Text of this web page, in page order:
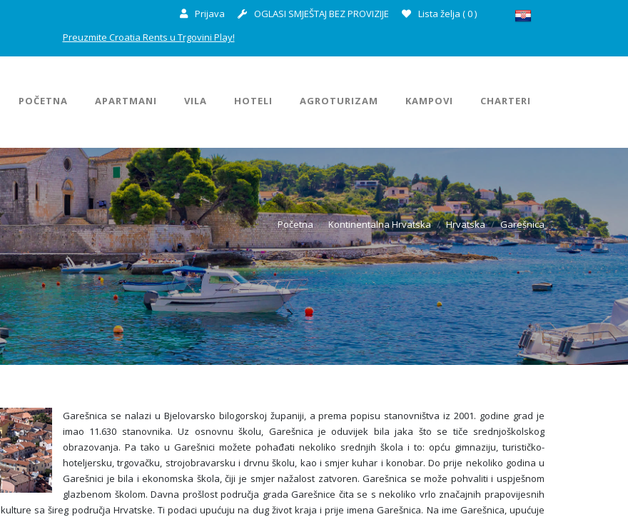
Prijava OGLASI SMJEŠTAJ BEZ PROVIZIJE Lista želja (0)
Preuzmite Croatia Rents u Trgovini Play!
POČETNA APARTMANI VILA HOTELI AGROTURIZAM KAMPOVI CHARTERI
Početna Kontinentalna Hrvatska Hrvatska Garešnica
Garešnica se nalazi u Bjelovarsko bilogorskoj županiji, a prema popisu stanovništva iz 2001. godine grad je
imao 11.630 stanovnika. Uz osnovnu školu, Garešnica je oduvijek bila jaka što se tiče srednjoškolskog
obrazovanja. Pa tako u Garešnici možete pohađati nekoliko srednjih škola i to: opću gimnaziju, turističko-
hoteljersku, trgovačku, strojobravarsku i drvnu školu, kao i smjer kuhar i konobar. Do prije nekoliko godina u
Garešnici je bila i ekonomska škola, čiji je smjer nažalost zatvoren. Garešnica se može pohvaliti i uspješnom
glazbenom školom. Davna prošlost područja grada Garešnice čita se s nekoliko vrlo značajnih prapovijesnih
sa šireg područja Hrvatske. Ti podaci upućuju na dug život kraja i prije imena Garešnica. Na ime Garešnica, upućuje